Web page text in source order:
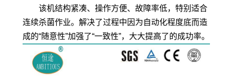
该机结构紧凑、操作方便、故障率低，特别适合
连续杀菌作业。解决了过程中因为自动化程度底而造
成的“随意性”加强了“一致性”，大大提高了的成功率。